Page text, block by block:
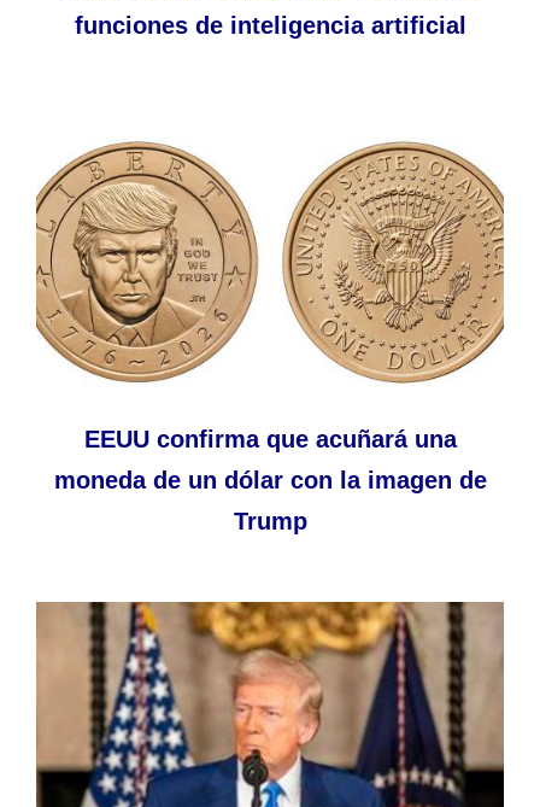
funciones de inteligencia artificial
EEUU confirma que acuñará una
moneda de un dólar con la imagen de
Trump